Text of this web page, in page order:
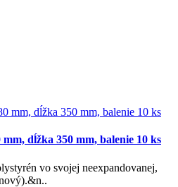
dĺžka 350 mm, balenie 10 ks
vo svojej neexpandovanej,